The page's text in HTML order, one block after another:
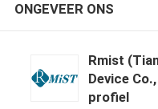
ONGEVEER ONS
Rmist
Device
profiel